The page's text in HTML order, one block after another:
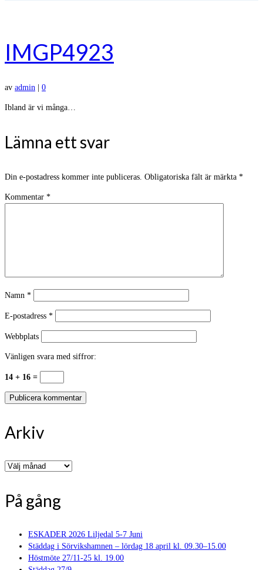
IMGP4923
av admin 0
Ibland är vi många…
Lämna ett svar
Din e-postadress kommer inte publiceras. Obligatoriska fält är märkta *
Kommentar *
Namn *
E-postadress *
Webbplats
Vänligen svara med siffror:
14 + 16 =
Arkiv
Arkiv
På gång
ESKADER 2026 Liljedal 5-7 Juni
Städdag i Sörvikshamnen – lördag 18 april kl. 09.30–15.00
Höstmöte 27/11-25 kl. 19.00